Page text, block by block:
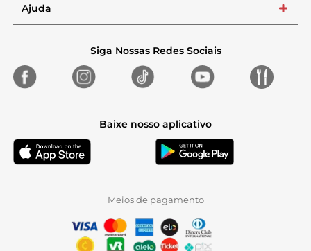
Ajuda +
Siga Nossas Redes Sociais
Baixe nosso aplicativo
Meios de pagamento